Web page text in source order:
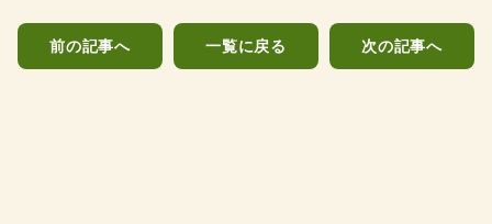
前の記事へ 一覧に戻る 次の記事へ